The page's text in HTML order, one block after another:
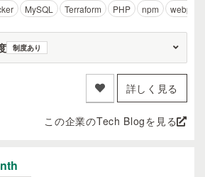
MySQL Terraform PHP npm webpack
制度あり
詳しく見る
この企業のTech Blogを見る